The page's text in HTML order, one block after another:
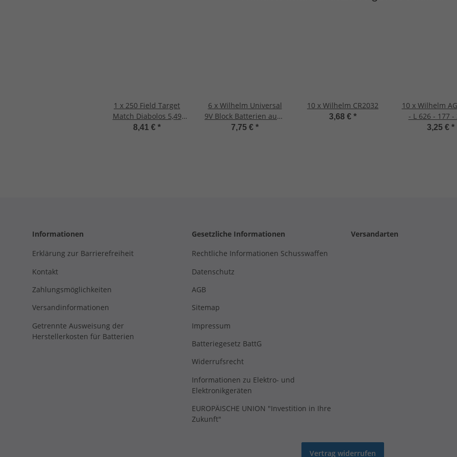
1 x 250 Field Target
Match Diabolos 5,49
mm FRITZ-CELL für
8,41 € *
6 x Wilhelm Universal
9V Block Batterien auch
für 10 Jahres
7,75 € *
10 x Wilhelm CR2032
3,68 € *
10 x Wilhelm
- L 626 - 177 -
GP77A
3,25 € *
Informationen
Erklärung zur Barrierefreiheit
Kontakt
Zahlungsmöglichkeiten
Versandinformationen
Getrennte Ausweisung der
Herstellerkosten für Batterien
Gesetzliche Informationen
Rechtliche Informationen Schusswaffen
Datenschutz
AGB
Sitemap
Impressum
Batteriegesetz BattG
Widerrufsrecht
Informationen zu Elektro- und
Elektronikgeräten
EUROPÄISCHE UNION "Investition in Ihre
Zukunft"
Versandarten
Vertrag widerrufen